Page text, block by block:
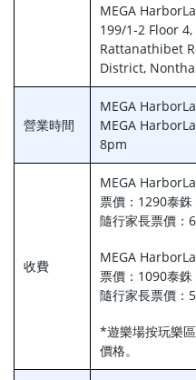
MEGA
199/1-2 Floor
Rattanathibet
District,
營業時間
MEGA
MEGA
8pm
收費
MEGA
票價：1290泰銖
隨行家長票價：
MEGA
票價：1090泰銖
隨行家長票價：
*遊樂場按玩樂
價格。